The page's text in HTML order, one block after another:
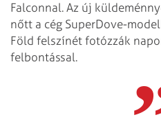
Falconnal. Az új
nőtt a cég SuperDove-
Föld felszínét fotózzák
felbontással.